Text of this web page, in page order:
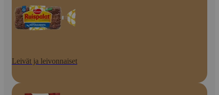
Leivät ja leivonnaiset